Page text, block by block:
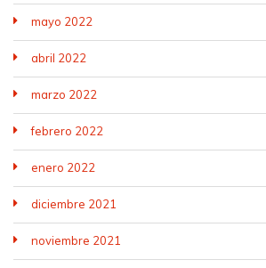
mayo 2022
abril 2022
marzo 2022
febrero 2022
enero 2022
diciembre 2021
noviembre 2021